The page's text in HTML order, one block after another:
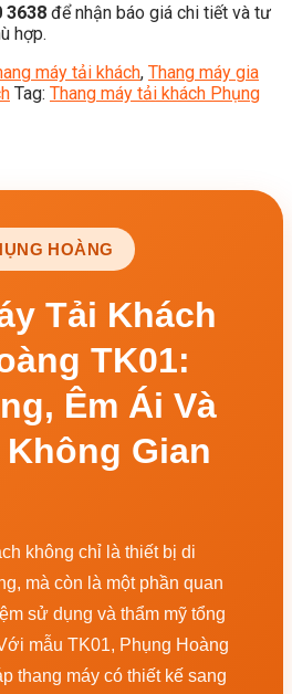
3638 để nhận báo giá chi tiết và tư
hợp.
máy tải khách, Thang máy gia
Tag: Thang máy tải khách Phụng
HOÀNG
Tải Khách
TK01:
Êm Ái Và
Gian
không chỉ là thiết bị di
mà còn là một phần quan
sử dụng và thẩm mỹ tổng
mẫu TK01, Phụng Hoàng
thang máy có thiết kế sang